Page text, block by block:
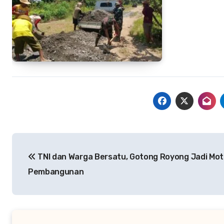
pos TNI dan Warga Bersatu, Gotong Royong Jadi
Pembangunan